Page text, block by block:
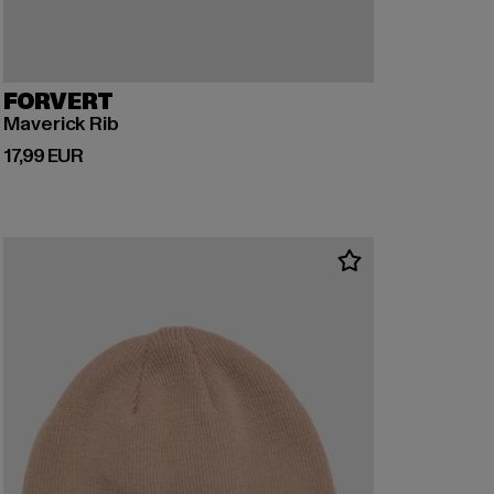
FORVERT
Maverick Rib
17,99 EUR
Derzeitiger Preis: 17,99 EUR